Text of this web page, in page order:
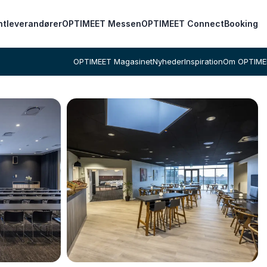
OPTIMEET MessenOPTIMEET ConnectBooking
OPTIMEET MagasinetNyhederInspirationOm